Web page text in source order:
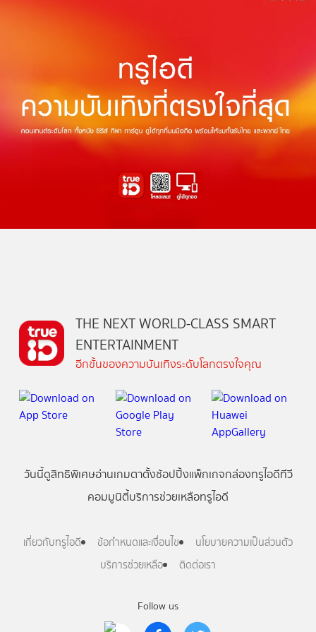
Follow us
THE NEXT WORLD-CLASS SMART
ENTERTAINMENT
อีกขั้นของความบันเทิงระดับโลกตรงใจคุณ
วันนี้ดูสิทธิพิเศษอ่านเกมตาตั้งช้อปปิ้งแพ็กเกจกล่องทรูไอดีทีวี
คอมมูนิตี้บริการช่วยเหลือทรูไอดี
เกี่ยวกับทรูไอดี ข้อกำหนดและเงื่อนไข
นโยบายความเป็นส่วนตัว
บริการช่วยเหลือ
ติดต่อเรา